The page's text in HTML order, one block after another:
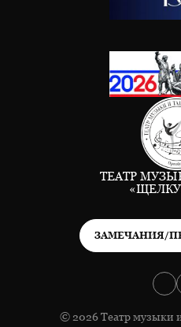
ТЕАТР
ЗАМЕЧАНИЯ/
© 2026 Театр музыки